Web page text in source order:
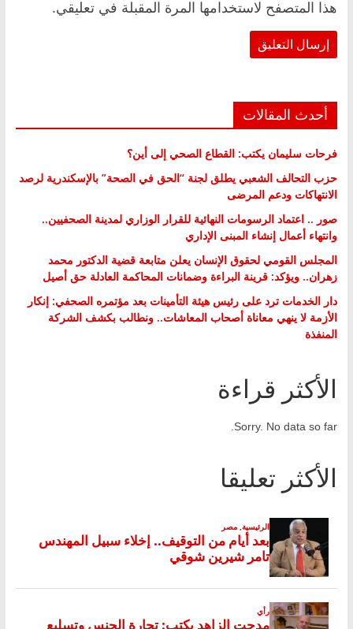
هذا المتصفح لاستخدامها المرة المقبلة في تعليقي.
أحدث المقالات
فرحات سليمان يكتب: القطاع الصحي إلى أين؟
حزب التحالف الشعبي يطلق لجنة “الحق في الصحة” بالإسكندرية لرصد
الانتهاكات ودعم المرضى
صور .. اعتماد الرسومات النهائية للقرار الوزاري لمدينة الصحفيين..
وانتهاء أعمال إنشاء المبنى الإداري
المجلس القومي لحقوق الإنسان يعلن متابعة قضية الدكتور محمد
زهران.. ويؤكد: قرينة البراءة وضمانات المحاكمة العادلة حق أصيل
دار الخدمات ترد على رئيس هيئة التأمينات بعد مؤتمره الصحفي: إنكار
الأزمة لا ينهي معاناة أصحاب المعاشات.. ونطالب بكشف الشركة
المنفذة
الأكثر قراءة
Sorry. No data so far.
الأكثر تعليقا